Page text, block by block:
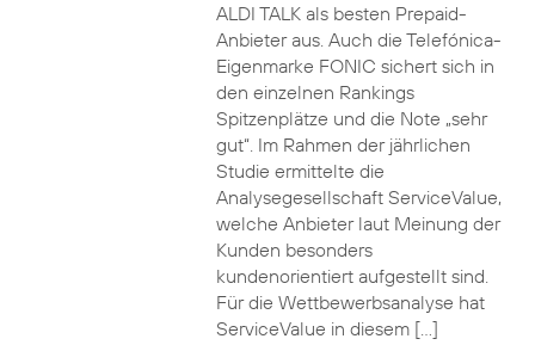
ALDI TALK als besten Prepaid-
Anbieter aus. Auch die Telefónica-
Eigenmarke FONIC sichert sich in
den einzelnen Rankings
Spitzenplätze und die Note „sehr
gut“. Im Rahmen der jährlichen
Studie ermittelte die
Analysegesellschaft ServiceValue,
welche Anbieter laut Meinung der
Kunden besonders
kundenorientiert aufgestellt sind.
Für die Wettbewerbsanalyse hat
ServiceValue in diesem […]